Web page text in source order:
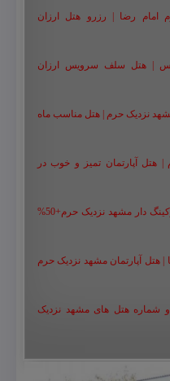
حرم امام رضا | رزرو هتل ارزان
| هتل سلف سرویس ارزان
مشهد نزدیک حرم | هتل مناسب ماه
| هتل آپارتمان تمیز و خوب در
رزرو هتل در مشهد با پارکینگ | هتل پارکینگ دار مشهد نزدیک حرم+50%
| هتل آپارتمان مشهد نزدیک حرم
شماره هتل های مشهد نزدیک